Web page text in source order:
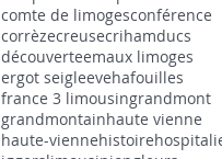
comte de limogesconférence
corrèzecreusecrihamducs
découverteemaux limoges
ergot seigleevehafouilles
france 3 limousingrandmont
grandmontainhaute vienne
haute-viennehistoire